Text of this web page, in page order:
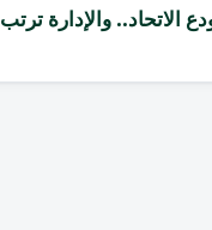
الاتحاد.. والإدارة ترتب